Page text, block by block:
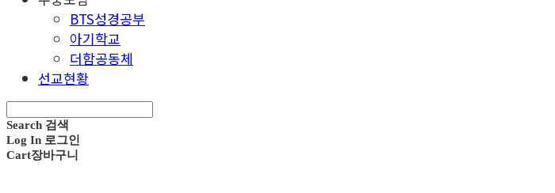
BTS성경공부
아기학교
더함공동체
선교현황
Search 검색
Log In 로그인
Cart장바구니